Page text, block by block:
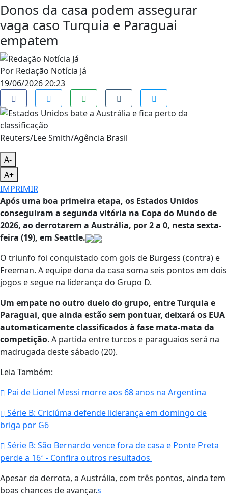
Donos da casa podem assegurar
vaga caso Turquia e Paraguai
empatem
Por Redação Notícia Já
19/06/2026 20:23
Reuters/Lee Smith/Agência Brasil
A-
A+
IMPRIMIR
Após uma boa primeira etapa, os Estados Unidos
conseguiram a segunda vitória na Copa do Mundo de
2026, ao derrotarem a Austrália, por 2 a 0, nesta sexta-
feira (19), em Seattle.
O triunfo foi conquistado com gols de Burgess (contra) e
Freeman. A equipe dona da casa soma seis pontos em dois
jogos e segue na liderança do Grupo D.
Um empate no outro duelo do grupo, entre Turquia e
Paraguai, que ainda estão sem pontuar, deixará os EUA
automaticamente classificados à fase mata-mata da
competição. A partida entre turcos e paraguaios será na
madrugada deste sábado (20).
Leia Também:
Pai de Lionel Messi morre aos 68 anos na Argentina
Série B: Criciúma defende liderança em domingo de
briga por G6
Série B: São Bernardo vence fora de casa e Ponte Preta
perde a 16ª - Confira outros resultados
Apesar da derrota, a Austrália, com três pontos, ainda tem
boas chances de avançar.s